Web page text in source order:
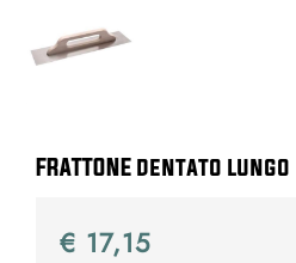
FRATTONE dentato lungo
€ 17,15